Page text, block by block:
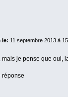
le: 11 septembre 2013 à
je pense que oui,
réponse